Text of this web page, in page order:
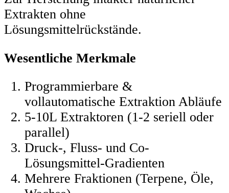
Extrakten ohne
Lösungsmittelrückstände.
Wesentliche Merkmale
Programmierbare &
vollautomatische Extraktion Abläufe
5-10L Extraktoren (1-2 seriell oder
parallel)
Druck-, Fluss- und Co-
Lösungsmittel-Gradienten
Mehrere Fraktionen (Terpene, Öle,